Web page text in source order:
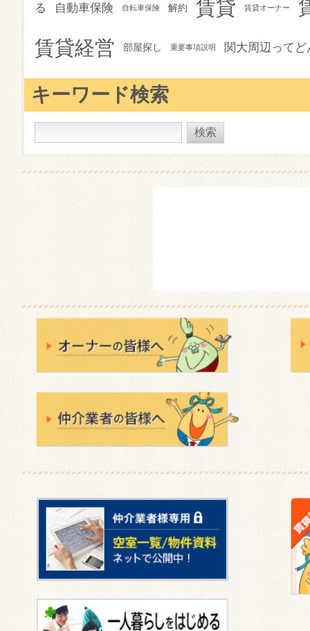
る 自動車保険 自転車保険 解約 賃貸 賃貸オーナー
賃貸経営 部屋探し 重要事項説明 関大周辺って
キーワード検索